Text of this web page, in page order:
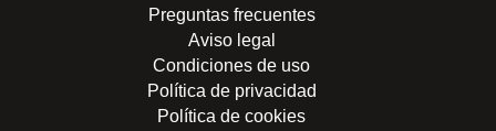
Preguntas frecuentes
Aviso legal
Condiciones de uso
Política de privacidad
Política de cookies